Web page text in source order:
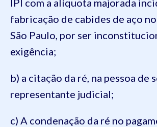
IPI com a alíquota majorada
fabricação de cabides de aço
São Paulo, por ser
exigência;
b) a citação da ré, na pessoa de
representante judicial;
c) A condenação da ré no